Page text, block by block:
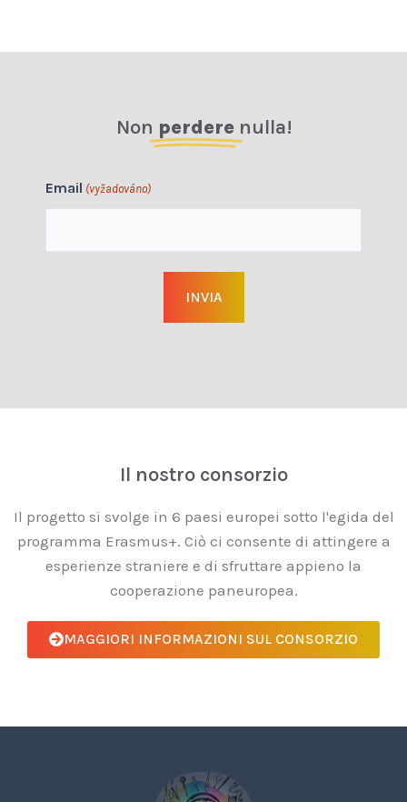
Non perdere nulla!
Email (vyžadováno)
Il nostro consorzio
Il progetto si svolge in 6 paesi europei sotto l'egida del
programma Erasmus+. Ciò ci consente di attingere a
esperienze straniere e di sfruttare appieno la
cooperazione paneuropea.
MAGGIORI INFORMAZIONI SUL CONSORZIO